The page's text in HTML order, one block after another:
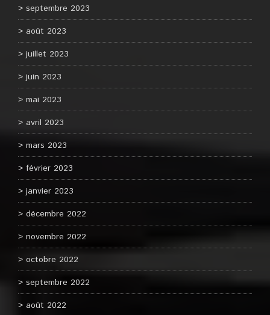
septembre 2023
août 2023
juillet 2023
juin 2023
mai 2023
avril 2023
mars 2023
février 2023
janvier 2023
décembre 2022
novembre 2022
octobre 2022
septembre 2022
août 2022